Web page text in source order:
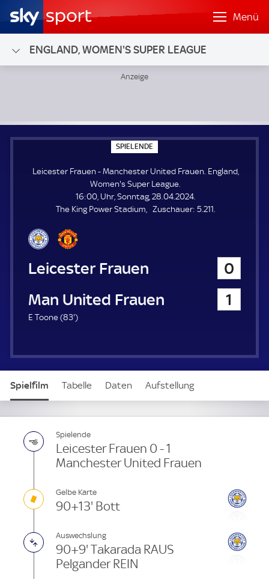
Menü
ENGLAND, WOMEN'S SUPER LEAGUE
SPIELENDE
P
E
L
E
N
D
E
Leicester Frauen - Manchester United Frauen. England,
Women's Super League.
16:00, Uhr, Sonntag, 28.04.2024.
The King Power Stadium
Zuschauer: Z
5.211.
Leicester Frauen
0
Manchester United Frauen
1
E Toone (83'8
u
t
)
Spielfilm Tabelle Daten Aufstellung
Spielende
Leicester Frauen 0 - 1
Manchester United Frauen
Gelbe Karte
90+13' Bott
Auswechslung
90+9' Takarada RAUS
Pelgander REIN